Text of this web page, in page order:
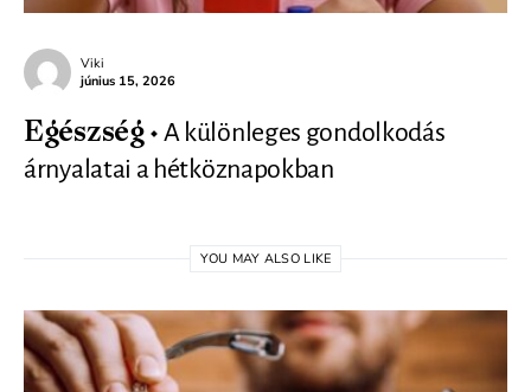
Viki
június 15, 2026
Egészség
A különleges gondolkodás
árnyalatai a hétköznapokban
YOU MAY ALSO LIKE